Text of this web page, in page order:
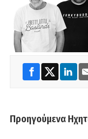
Προηγούμενα